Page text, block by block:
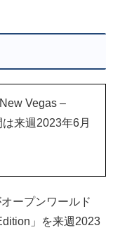
Vegas –
来週2023年6月
ープンワールド
」を来週2023